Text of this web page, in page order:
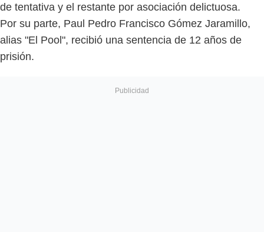
de tentativa y el restante por asociación delictuosa.
Por su parte, Paul Pedro Francisco Gómez Jaramillo,
alias "El Pool", recibió una sentencia de 12 años de
prisión.